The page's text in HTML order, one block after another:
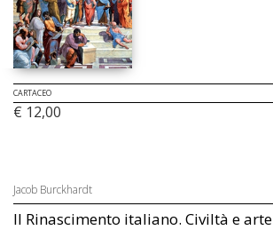
CARTACEO
€ 12,00
Jacob Burckhardt
Il Rinascimento italiano. Civiltà e arte